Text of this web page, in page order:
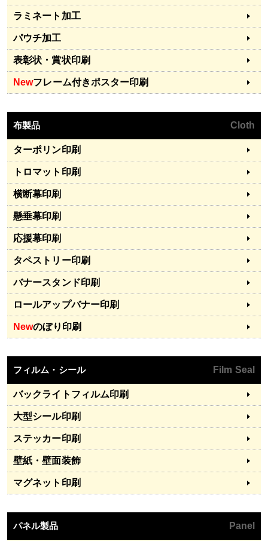
ラミネート加工
パウチ加工
表彰状・賞状印刷
Newフレーム付きポスター印刷
布製品 Cloth
ターポリン印刷
トロマット印刷
横断幕印刷
懸垂幕印刷
応援幕印刷
タペストリー印刷
バナースタンド印刷
ロールアップバナー印刷
Newのぼり印刷
フィルム・シール Film Seal
バックライトフィルム印刷
大型シール印刷
ステッカー印刷
壁紙・壁面装飾
マグネット印刷
パネル製品 Panel